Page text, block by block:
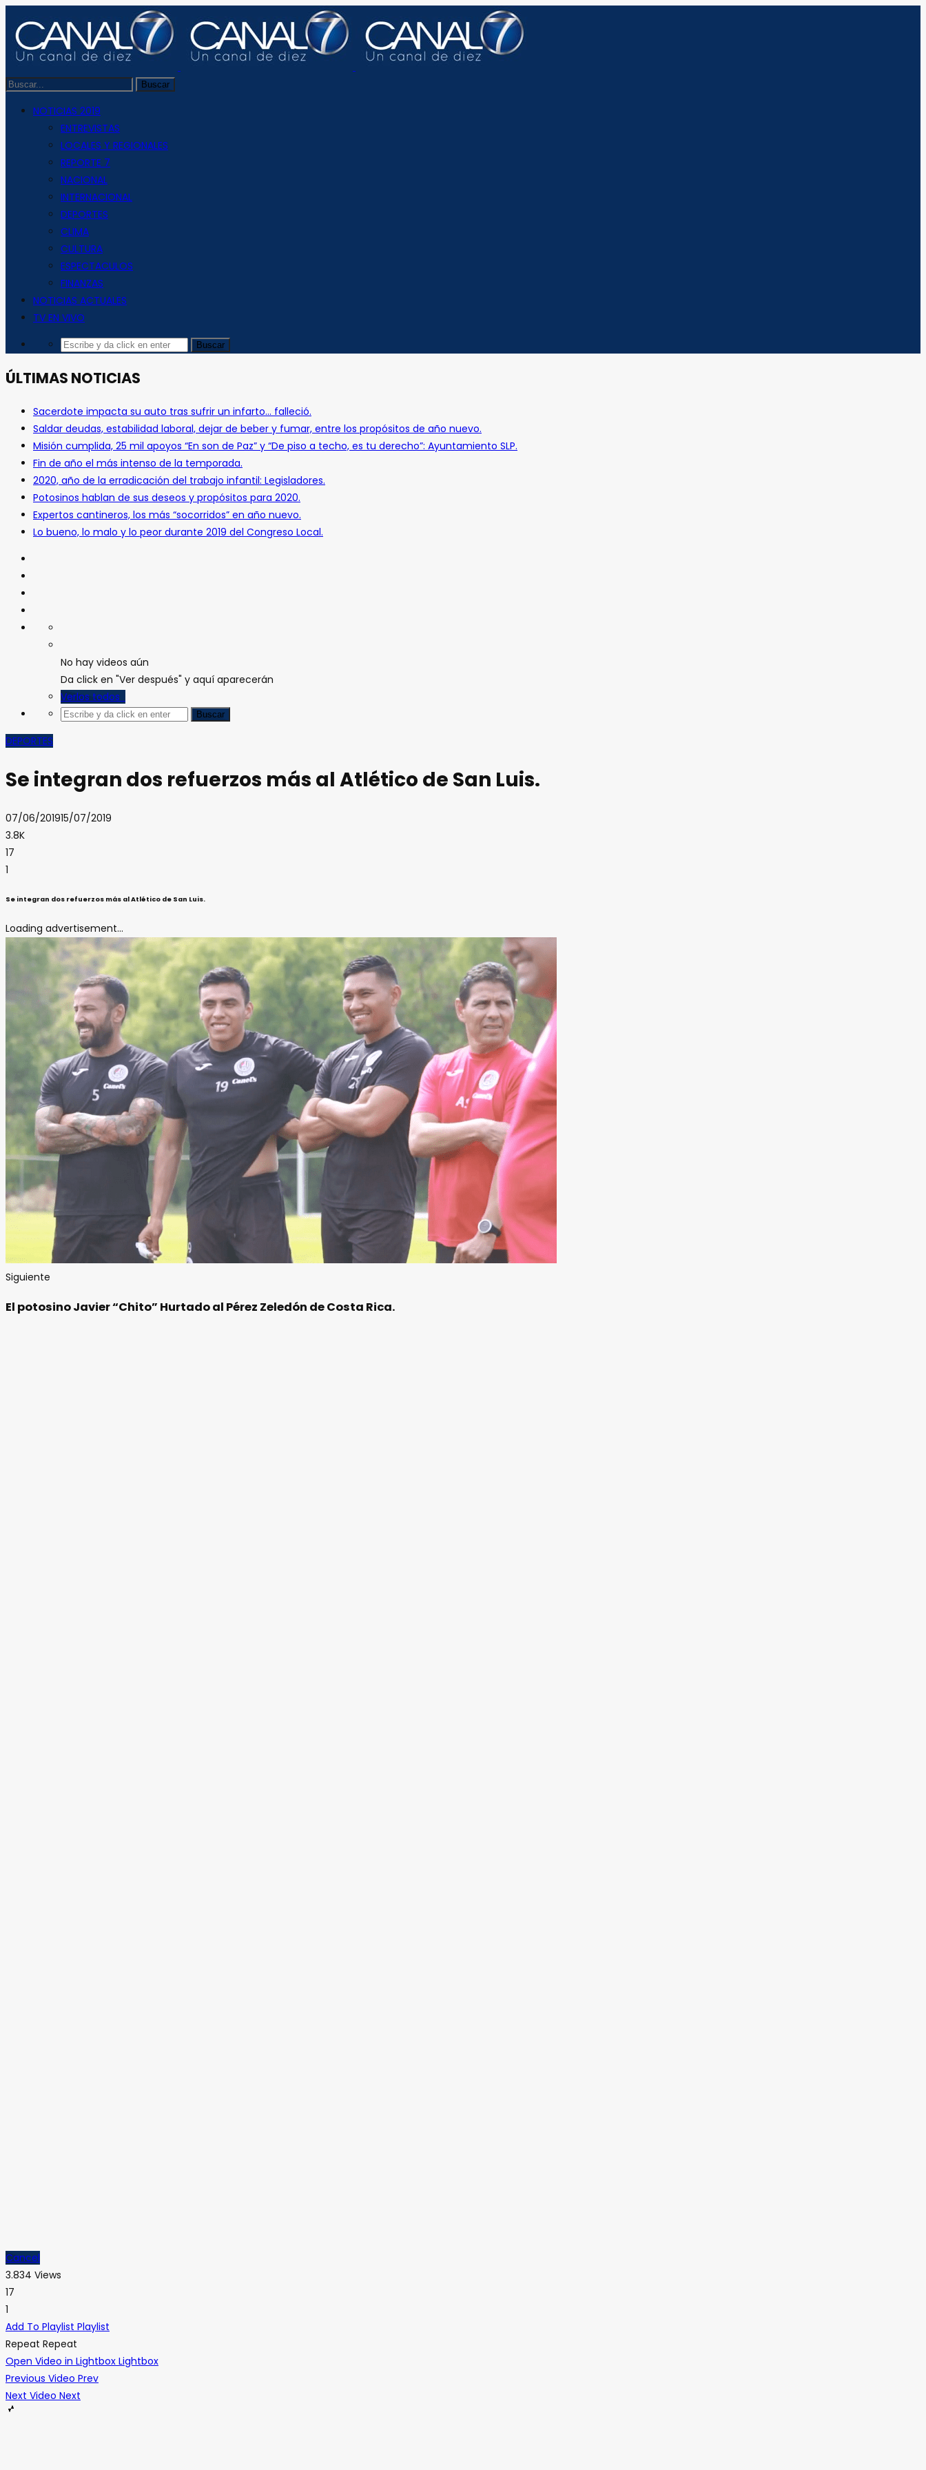
NOTICIAS 2019
ENTREVISTAS
LOCALES Y REGIONALES
REPORTE 7
NACIONAL
INTERNACIONAL
DEPORTES
CLIMA
CULTURA
ESPECTACULOS
FINANZAS
NOTICIAS ACTUALES
TV EN VIVO
ÚLTIMAS NOTICIAS
Sacerdote impacta su auto tras sufrir un infarto… falleció.
Saldar deudas, estabilidad laboral, dejar de beber y fumar, entre los propósitos de año nuevo.
Misión cumplida, 25 mil apoyos “En son de Paz” y “De piso a techo, es tu derecho”: Ayuntamiento SLP.
Fin de año el más intenso de la temporada.
2020, año de la erradicación del trabajo infantil: Legisladores.
Potosinos hablan de sus deseos y propósitos para 2020.
Expertos cantineros, los más “socorridos” en año nuevo.
Lo bueno, lo malo y lo peor durante 2019 del Congreso Local.
No hay videos aún
Da click en "Ver después" y aquí aparecerán
Verlos todos
DEPORTES
Se integran dos refuerzos más al Atlético de San Luis.
07/06/201915/07/2019
3.8K
17
1
Se integran dos refuerzos más al Atlético de San Luis.
Loading advertisement...
Siguiente
El potosino Javier “Chito” Hurtado al Pérez Zeledón de Costa Rica.
Cancel
3.834 Views
17
1
Add To Playlist Playlist
Repeat Repeat
Open Video in Lightbox Lightbox
Previous Video Prev
Next Video Next